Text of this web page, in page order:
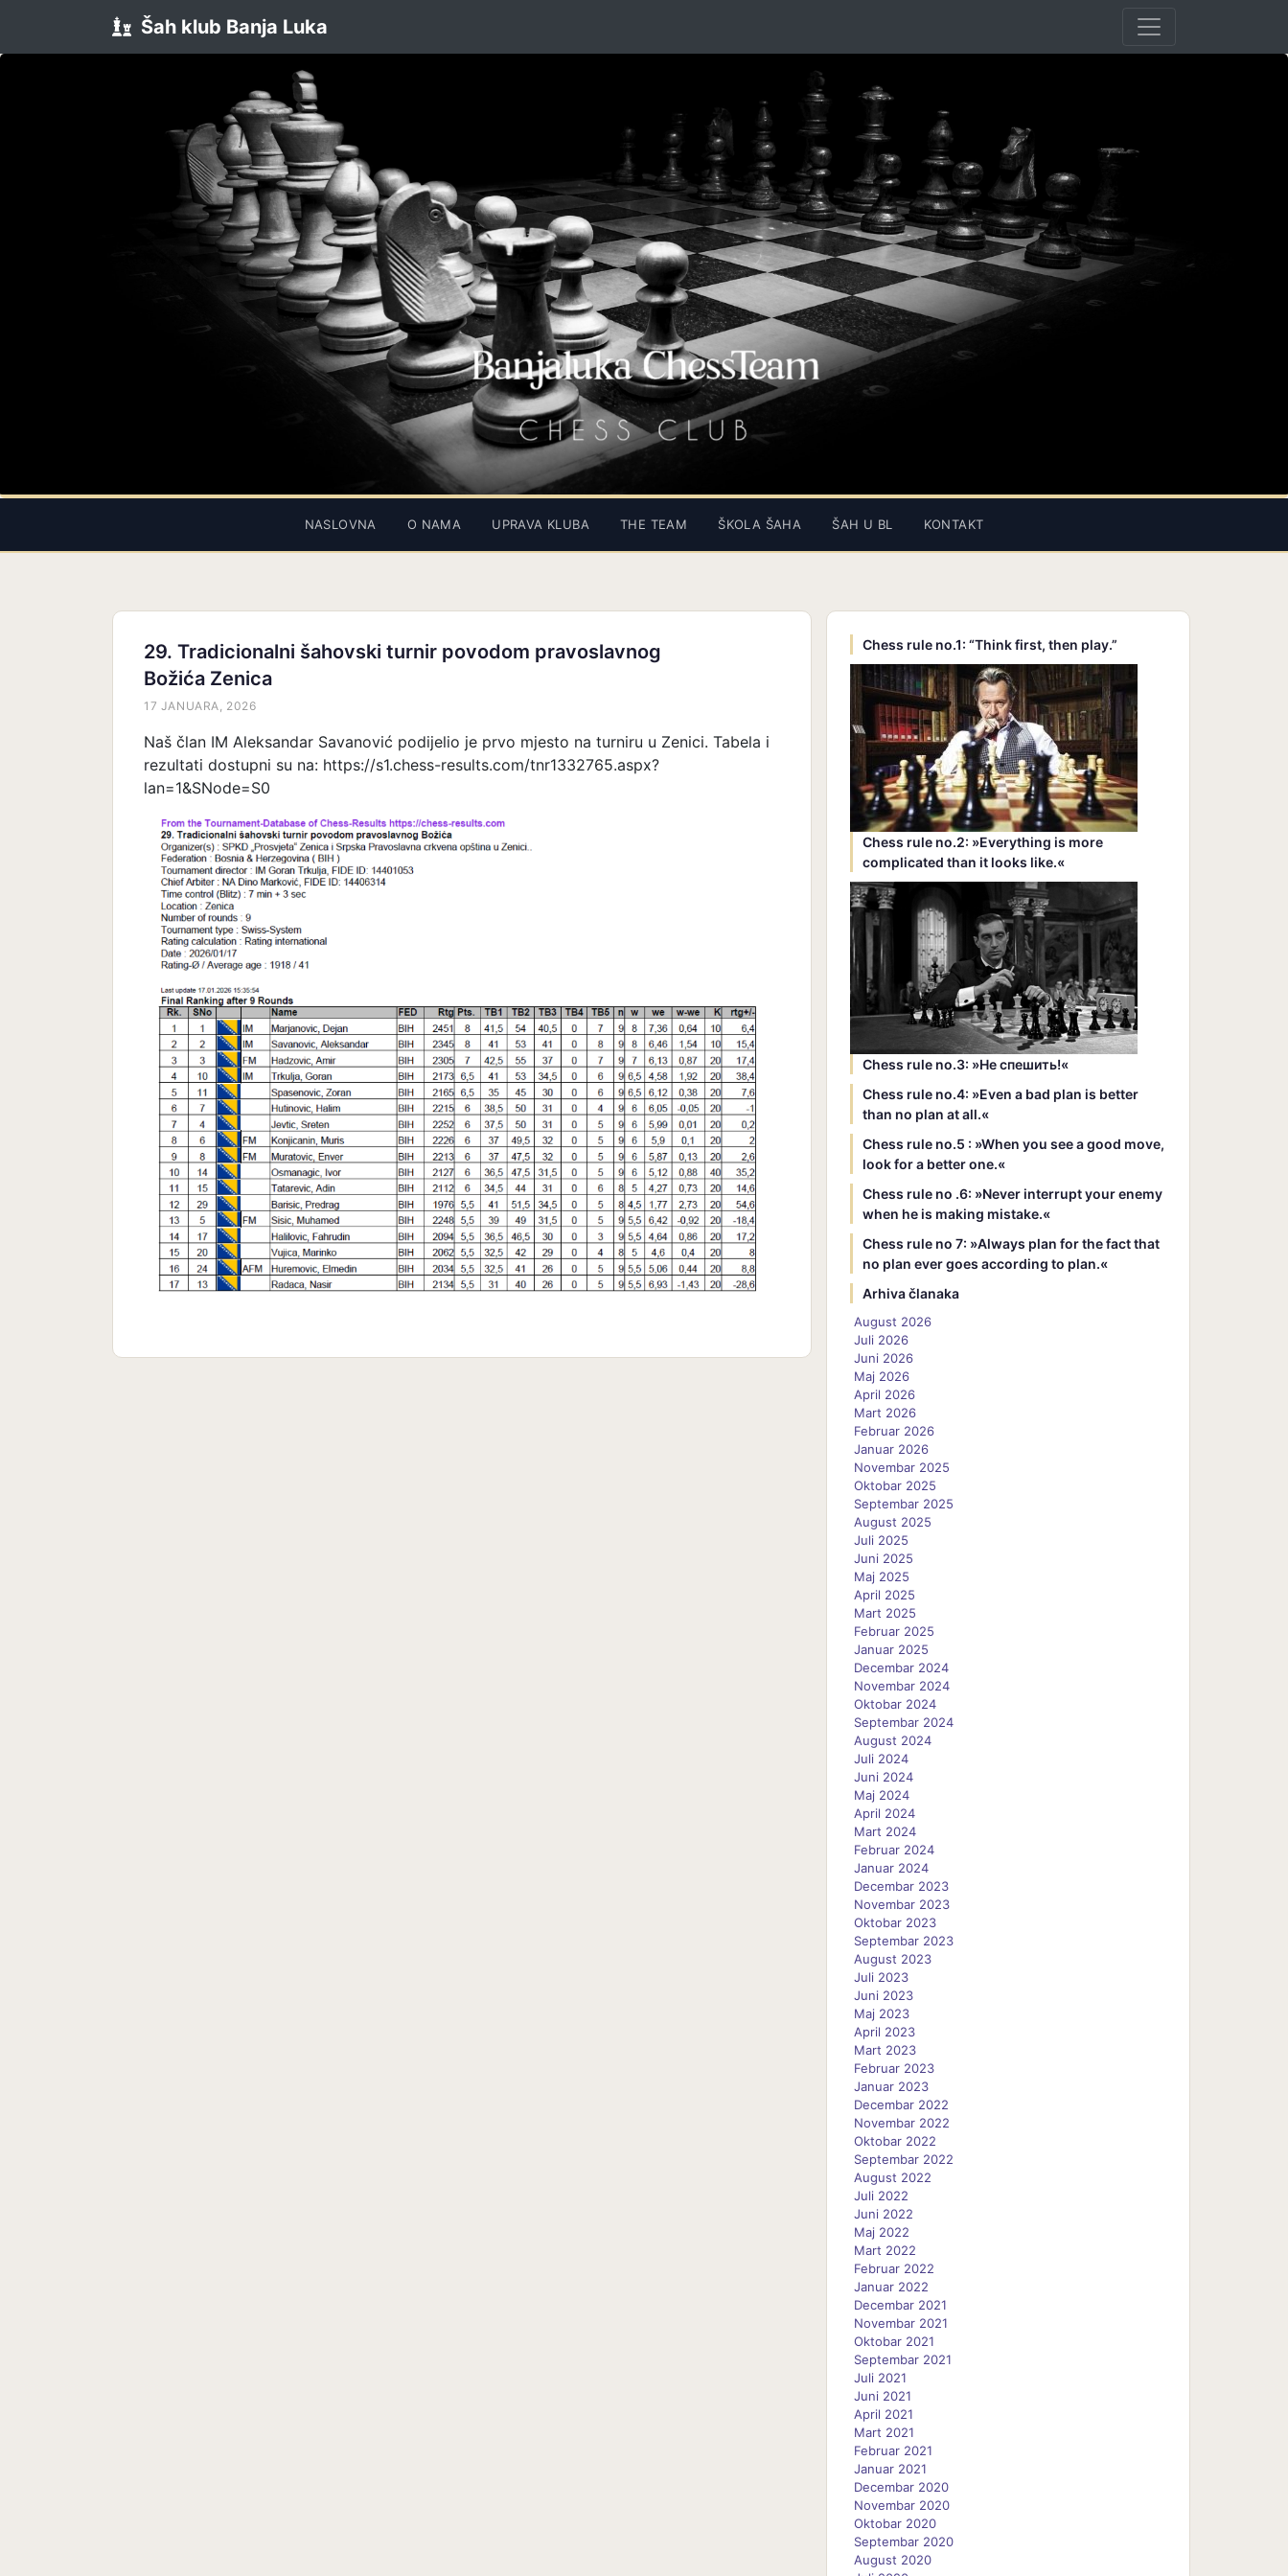
Šah klub Banja Luka
NASLOVNA O NAMA UPRAVA KLUBA THE TEAM ŠKOLA ŠAHA ŠAH U BL KONTAKT
29. Tradicionalni šahovski turnir povodom pravoslavnog
Božića Zenica
17 JANUARA, 2026
Naš član IM Aleksandar Savanović podijelio je prvo mjesto na turniru u Zenici. Tabela i
rezultati dostupni su na: https://s1.chess-results.com/tnr1332765.aspx?
lan=1&SNode=S0
Chess rule no.1: “Think first, then play.”
Chess rule no.2: »Everything is more
complicated than it looks like.«
Chess rule no.3: »Hе спешить!«
Chess rule no.4: »Even a bad plan is better
than no plan at all.«
Chess rule no.5 : »When you see a good move,
look for a better one.«
Chess rule no .6: »Never interrupt your enemy
when he is making mistake.«
Chess rule no 7: »Always plan for the fact that
no plan ever goes according to plan.«
Arhiva članaka
August 2026
Juli 2026
Juni 2026
Maj 2026
April 2026
Mart 2026
Februar 2026
Januar 2026
Novembar 2025
Oktobar 2025
Septembar 2025
August 2025
Juli 2025
Juni 2025
Maj 2025
April 2025
Mart 2025
Februar 2025
Januar 2025
Decembar 2024
Novembar 2024
Oktobar 2024
Septembar 2024
August 2024
Juli 2024
Juni 2024
Maj 2024
April 2024
Mart 2024
Februar 2024
Januar 2024
Decembar 2023
Novembar 2023
Oktobar 2023
Septembar 2023
August 2023
Juli 2023
Juni 2023
Maj 2023
April 2023
Mart 2023
Februar 2023
Januar 2023
Decembar 2022
Novembar 2022
Oktobar 2022
Septembar 2022
August 2022
Juli 2022
Juni 2022
Maj 2022
Mart 2022
Februar 2022
Januar 2022
Decembar 2021
Novembar 2021
Oktobar 2021
Septembar 2021
Juli 2021
Juni 2021
April 2021
Mart 2021
Februar 2021
Januar 2021
Decembar 2020
Novembar 2020
Oktobar 2020
Septembar 2020
August 2020